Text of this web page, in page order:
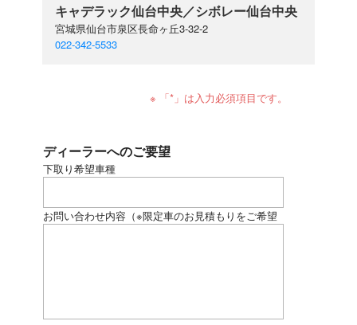
キャデラック仙台中央／シボレー仙台中央
宮城県仙台市泉区長命ヶ丘3-32-2
022-342-5533
※ 「*」は入力必須項目です。
ディーラーへのご要望
下取り希望車種
お問い合わせ内容 （※限定車のお見積もりをご希望